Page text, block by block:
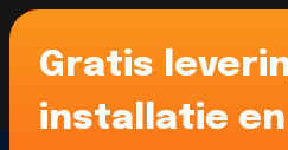
Voor onze Nederlandse
liefst 52% goedkoper dan
limburg en Noord-Brabant!
Gratis
installatie en